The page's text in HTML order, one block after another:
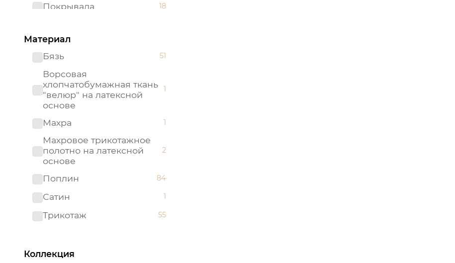
Покрывала 18
Материал
Бязь
51
Ворсовая
хлопчатобумажная ткань
"велюр" на латексной
основе
1
Махра 1
Махровое трикотажное
полотно на латексной
основе
2
Поплин 84
Сатин 1
Трикотаж 55
Коллекция